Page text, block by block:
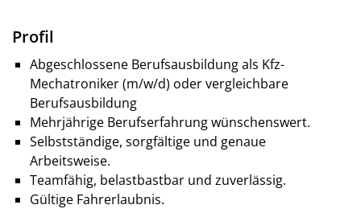
Profil
Abgeschlossene Berufsausbildung als Kfz-
Mechatroniker (m/w/d) oder vergleichbare
Berufsausbildung
Mehrjährige Berufserfahrung wünschenswert.
Selbstständige, sorgfältige und genaue
Arbeitsweise.
Teamfähig, belastbastbar und zuverlässig.
Gültige Fahrerlaubnis.